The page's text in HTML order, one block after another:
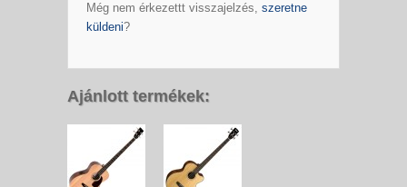
Még nem érkezettt visszajelzés, szeretne
küldeni?
Ajánlott termékek: